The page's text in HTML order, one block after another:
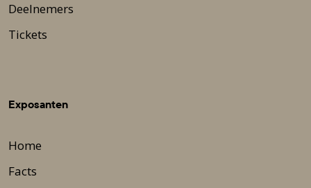
Deelnemers
Tickets
Exposanten
Home
Facts